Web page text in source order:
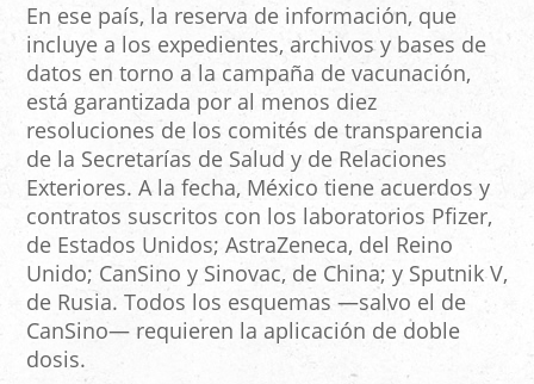
En ese país, la reserva de información, que
incluye a los expedientes, archivos y bases de
datos en torno a la campaña de vacunación,
está garantizada por al menos diez
resoluciones de los comités de transparencia
de la Secretarías de Salud y de Relaciones
Exteriores. A la fecha, México tiene acuerdos y
contratos suscritos con los laboratorios Pfizer,
de Estados Unidos; AstraZeneca, del Reino
Unido; CanSino y Sinovac, de China; y Sputnik V,
de Rusia. Todos los esquemas —salvo el de
CanSino— requieren la aplicación de doble
dosis.